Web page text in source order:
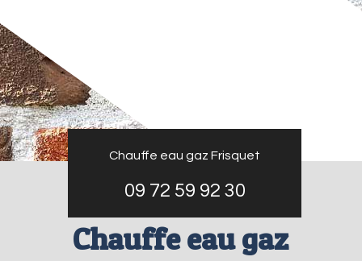
Chauffe eau gaz Frisquet
09 72 59 92 30
Chauffe eau gaz